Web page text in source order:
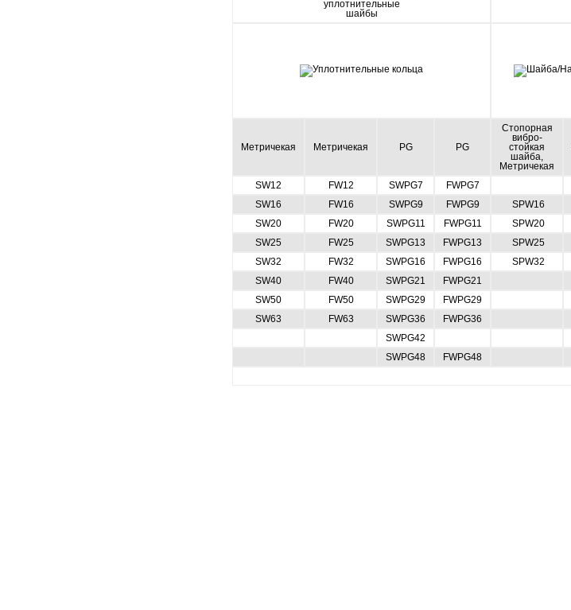
уплотнительные
шайбы
Метричекая Метричекая PG PG
Стопорная
вибро-
стойкая
шайба,
Метричекая
SW12 FW12 SWPG7 FWPG7
SW16
FW16 SWPG9 FWPG9 SPW16
SW20
FW20 SWPG11 FWPG11 SPW20
SW25
FW25 SWPG13 FWPG13 SPW25
SW32
FW32 SWPG16 FWPG16 SPW32
SW40
FW40 SWPG21 FWPG21
SW50
FW50 SWPG29 FWPG29
SW63
FW63 SWPG36 FWPG36
SWPG42
SWPG48
FWPG48